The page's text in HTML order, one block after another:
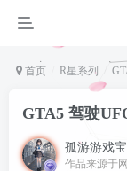
首页 R星系列
GTA5 驾驶
孤游游戏
作品来源于